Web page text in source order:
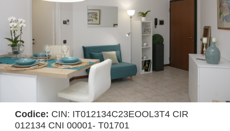
Codice: CIN: IT012134C23EOOL3T4 CIR
012134 CNI 00001- T01701